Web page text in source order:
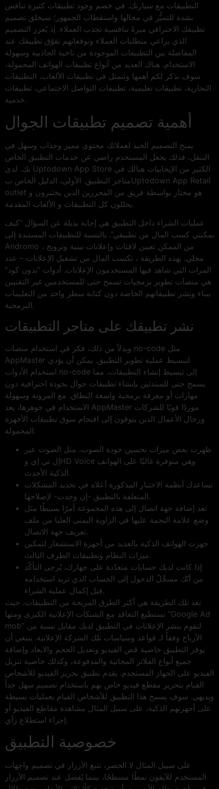
التطبيقات مع سيارتك. في خضم وجود تطبيقات كثيرة تنافس
بشدة للتميُّز في مجالها واستقطاب الجمهور؛ سيخلق تصميم
تطبيقك الاحترافي ميزةً تنافسية تجذب العملاء. إذ يُعزز التصميم
الذي يراعي متطلبات العملاء وتوقعاتهم تفوّق تطبيقك عند
المفاضلة بين التطبيقات الموجودة من ناحية الجاذبية وسهولة
الاستخدام. هناك العديد من أنواع تطبيقات الهواتف المحمولة،
سوف نذكر لكم أهمها وتتمثل في تطبيقات الألعاب، التطبيقات
التجارية، تطبيقات تعليمية، تطبيقات التواصل الاجتماعي، تطبيقات
خدمية.
أهمية تصميم تطبيقات الجوال
يمنح التصميم الجيد لعملائك محتوى مميز وجذاب وسهل في
التنقل، فذلك يجعل المستخدم راضي عن خدمات التطبيق الخاص
بك. لدى Uptodown App Store الكثير من الإيجابيات هنالك في
متاجر التطبيق. الأولى، الدليل الخاص بUptodown App Retail
outlet هو مختار بواسطة فريق من المحررين الذين يختبرون و
يحللون كل التطبيقات و الألعاب المقدمة.
عمليات الشراء داخل التطبيق هي إجابة بديلة عن السؤال “كيف
يمكنني كسب المال من تطبيقي”. بالنسبة للتطبيقات المستندة إلى
Andromo ، من الممكن تعيين لافتات وإعلانات بينية وترويج
محلي. بهذه الطريقة ، تكسب المال من تشغيل الإعلانات – عدد
المرات التي شاهد فيها المستخدمون الإعلانات. أدوات “بدون كود”
هي منصات تطوير برمجيات تسمح حتى للمستخدمين غير التقنيين
ببناء ونشر تطبيقاتهم الخاصة دون كتابة سطر واحد من التعليمات
البرمجية.
نشر تطبيقك على متاجر التطبيقات
وبدلاً من ذلك، فكر في استخدام منصات no-code مثل
AppMaster لتبسيط عملية تطوير التطبيق. يمكن أن يؤدي
استخدام الأدوات no-code إلى تبسيط إنشاء التطبيقات، مما
يسمح حتى للمبتدئين بإنشاء تطبيقات جوال بجودة احترافية دون
مهارات أو معرفة برمجية واسعة النطاق. مع المرونة وسهولة
الاستخدام في جوهرها، يعد AppMaster موردًا قويًا للشركات
ورجال الأعمال الذين يتوقون إلى اقتحام سوق تطبيقات الأجهزة
المحمولة.
ظهرت بعض ميزات تحسين جودة الصوت، مثل الصوت عبر
إل تي إي وHD Voice وهي متوفرة غالبًا على الهواتف
الذكية الأحدث.
تساعدك أنظمة الاختبار المذكورة أعلاه في تحديد المشكلات
المتعلقة بالتطبيق -إن وجدت- لإصلاحها.
تعد إضافة جهة اتصال إلى هذه المجموعة أمرًا بسيطًا مثل
وضع علامة النجمة عليها في الزاوية اليمنى العليا من ملف
تعريف جهة الاتصال.
جهزت الهواتف الذكية بالعديد من أجهزة الاستشعار لتمكين
ميزات النظام وتطبيقات الطرف الثالث.
إذا كانت لديك حسابات متعدّدة على جهازك، يُرجى التأكّد
من أنّك مسجِّلٌ الدخول إلى الحساب الذي تريد استخدامه
قبل إكمال عملية الشراء.
تعد تلك الطريقة هي أكثر الطرق المربحة من التطبيقات، حيث
تستطيع التعاقد مع الشبكات الإعلانية الكبرى ومنها “Google Ad
mob” لتقوم بنشر الإعلانات في التطبيق لديك مقابل نسبة من
الأرباح وفقاً لـ قواعد وسياسات تلك الشركة الإعلانية. ينبغي أن
يوفر التطبيق خاصية قص الفيديو وتعديل الحجم والابعاد وإضافة
جميع أنواع الفلاتر المجانية والمدفوعة، وكذلك خاصية تنزيل
الفيديو على الجهاز المستخدم. يقدم تطبيق تحرير الفيديو للأشخاص
القيام بتحرير مقطع فيديو خاص بهم باستخدام تصميم سهل جداً
وبديهي. سوف يسمح هذا التطبيق للأشخاص القيام بعمليات بسيطة
على أجهزتهم الذكية، على سبيل المثال مشاهدة مقاطع الفيديو أو
إجراء استطلاع رأي.
خصوصية التطبيق
على سبيل المثال لا الحصر، تتبع الأزرار في تصميم واجهات
المستخدم للآيفون نمطًا مسطحًا، بينما يُفضل عند تصميم الأزرار